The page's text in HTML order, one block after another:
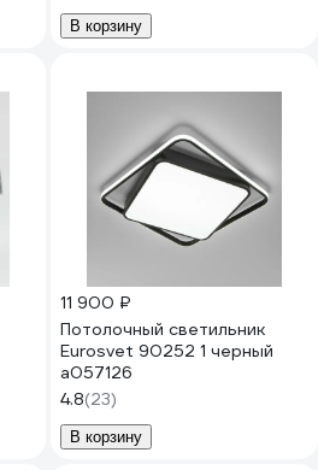
В корзину
11 900 ₽
Потолочный светильник
Eurosvet 90252 1 черный
a057126
4.8(23)
В корзину